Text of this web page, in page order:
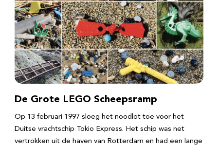
De Grote LEGO Scheepsramp
Op 13 februari 1997 sloeg het noodlot toe voor het
Duitse vrachtschip Tokio Express. Het schip was net
vertrokken uit de haven van Rotterdam en had een lange